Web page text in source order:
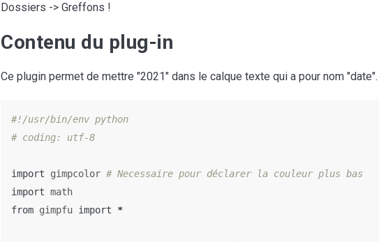
Dossiers -> Greffons !
Contenu du plug-in
Ce plugin permet de mettre "2021" dans le calque texte qui a pour nom "date".
#!/usr/bin/env python
import gimpcolor
import math
from gimpfu import *